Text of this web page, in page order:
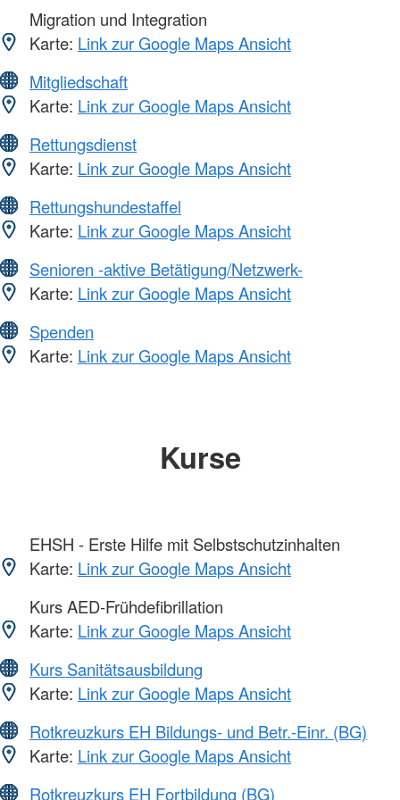
Migration und Integration
Karte: Link zur Google Maps Ansicht
Mitgliedschaft
Karte: Link zur Google Maps Ansicht
Rettungsdienst
Karte: Link zur Google Maps Ansicht
Rettungshundestaffel
Karte: Link zur Google Maps Ansicht
Senioren -aktive Betätigung/Netzwerk-
Karte: Link zur Google Maps Ansicht
Spenden
Karte: Link zur Google Maps Ansicht
Kurse
EHSH - Erste Hilfe mit Selbstschutzinhalten
Karte: Link zur Google Maps Ansicht
Kurs AED-Frühdefibrillation
Karte: Link zur Google Maps Ansicht
Kurs Sanitätsausbildung
Karte: Link zur Google Maps Ansicht
Rotkreuzkurs EH Bildungs- und Betr.-Einr. (BG)
Karte: Link zur Google Maps Ansicht
Rotkreuzkurs EH Fortbildung (BG)